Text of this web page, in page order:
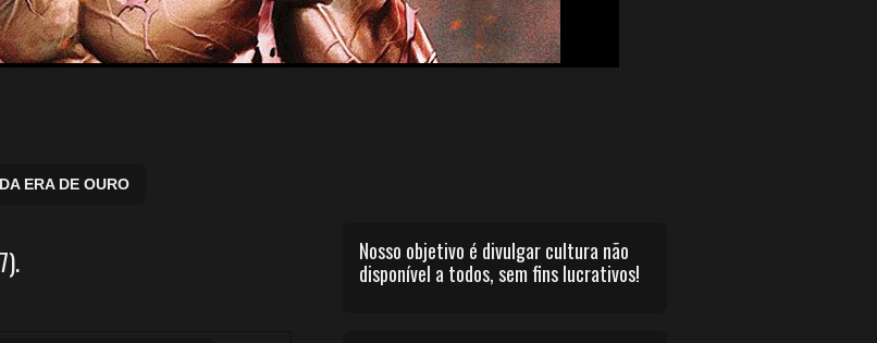
ERA DE OURO
Nosso objetivo é divulgar cultura não
disponível a todos, sem fins lucrativos!